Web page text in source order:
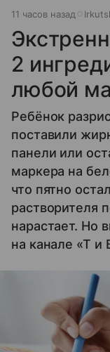
11 часов назад
2
любой
Ребёнок
поставили
панели или
маркера на
что пятно
растворителя
нарастает. Но
на канале «Т и